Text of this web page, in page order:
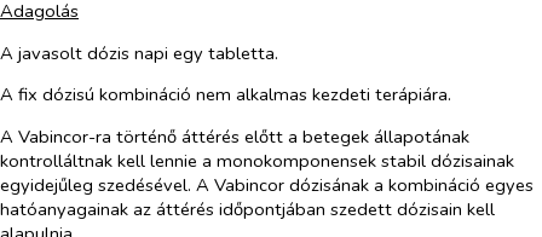
Adagolás
A javasolt dózis napi egy tabletta.
A fix dózisú kombináció nem alkalmas kezdeti terápiára.
A Vabincor-ra történő áttérés előtt a betegek állapotának
kontrolláltnak kell lennie a monokomponensek stabil dózisainak
egyidejűleg szedésével. A Vabincor dózisának a kombináció egyes
hatóanyagainak az áttérés időpontjában szedett dózisain kell